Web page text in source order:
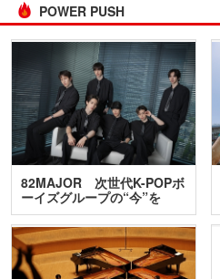
POWER PUSH
82MAJOR 次世代K-POPボ
ーイズグループの“今”を
訊…